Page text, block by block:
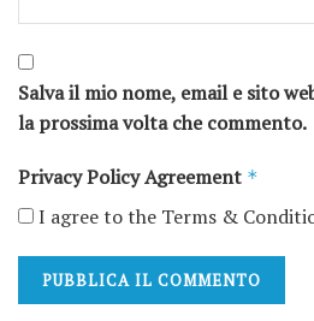
Salva il mio nome, email e sito
la prossima volta che commento.
Privacy Policy Agreement *
I agree to the Terms &